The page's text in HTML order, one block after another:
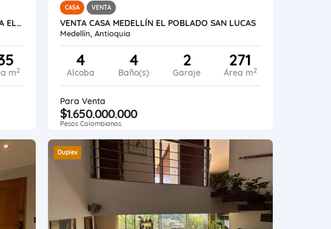
VENTA APARTAMENTO MEDELLÍN PROVENZA EL POBLADO
m2
CASA VENTA
VENTA CASA MEDELLÍN EL POBLADO SAN LUCAS
Medellín, Antioquia
4
Alcoba
4
Baño(s)
2
Garaje
271
Área m2
Para Venta
$1.650.000.000
Pesos Colombianos
Duplex